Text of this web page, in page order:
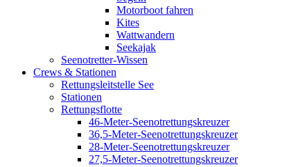
Motorboot fahren
Kites
Wattwandern
Seekajak
Seenotretter-Wissen
Crews & Stationen
Rettungsleitstelle See
Stationen
Rettungsflotte
46-Meter-Seenotrettungskreuzer
36,5-Meter-Seenotrettungskreuzer
28-Meter-Seenotrettungskreuzer
27,5-Meter-Seenotrettungskreuzer